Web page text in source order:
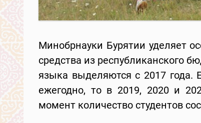
Минобрнауки Бурятии уделяет
средства из республиканского
языка выделяются с 2017 года.
ежегодно, то в 2019, 2020 и
момент количество студентов